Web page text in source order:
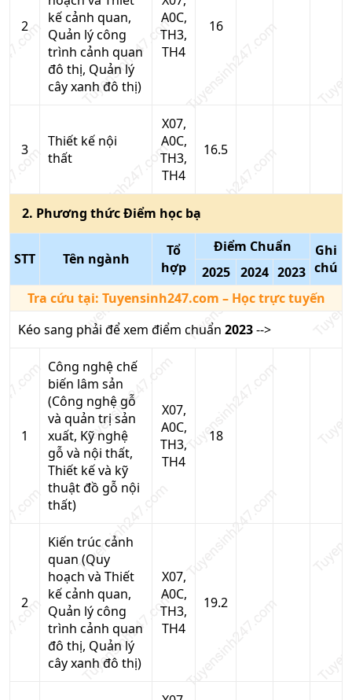
2
kế cảnh quan,
Quản lý công
trình cảnh quan
đô thị, Quản lý
cây xanh đô thị)
A0C,
TH3,
TH4
16
3
Thiết kế nội
thất
X07,
A0C,
TH3,
TH4
16.5
2. Phương thứcĐiểm học bạ
STT Tên ngành
Tổ
hợp
Điểm Chuẩn
Ghi
chú
2025 2024 2023
Tra cứu tại: Tuyensinh247.com – Học trực tuyến
Kéo sang phải để xem điểm chuẩn 2023-->
1
Công nghệ chế
biến lâm sản
(Công nghệ gỗ
và quản trị sản
xuất, Kỹ nghệ
gỗ và nội thất,
Thiết kế và kỹ
thuật đồ gỗ nội
thất)
X07,
A0C,
TH3,
TH4
18
2
Kiến trúc cảnh
quan (Quy
hoạch và Thiết
kế cảnh quan,
Quản lý công
trình cảnh quan
đô thị, Quản lý
cây xanh đô thị)
X07,
A0C,
TH3,
TH4
19.2